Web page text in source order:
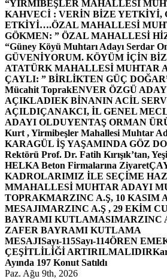
“YİRMİBEŞLER MAHALLESİ
KAHVECİ : VERİN BİZE YETKİYİ,
ETKİYİ….ÖZAL MAHALLESİ
GÖKMEN: ” ÖZAL MAHALLESİ
“Güney Köyü Muhtarı Adayı Serdar
GÜVENİYORUM. KÖYÜM İÇİN
ATATÜRK MAHALLESİ MUHTAR
ÇAYLI: ” BİRLİKTEN GÜÇ
Mücahit ToprakENVER ÖZGÜ
AÇIKLADIEK BİNANIN ACİL
AÇILDIÇANAKCI, İL GENEL
ADAYI OLDUYENTAŞ ORMAN
Kurt , Yirmibeşler Mahallesi Muhtar
KARAGÜL İŞ YAŞAMINDA GÖZ
Rektörü Prof. Dr. Fatih Kırışık’tan,
HELKA Beton Firmalarına Ziyaret
KADROLARIMIZ İLE SEÇİME
MMAHALLESİ MUHTAR ADAYI
TOPRAKMARZINC A.Ş, 10 KASIM
MESAJIMARZINC A.Ş , 29 EKİM
BAYRAMI KUTLAMASIMARZINC
ZAFER BAYRAMI KUTLAMA
MESAJISayı-115Sayı-114ÖREN
ÇEŞİTLİLİĞİ ARTIRILMALIDIR
Ayında 197 Konut Satıldı
Paz. Ağu 9th, 2026